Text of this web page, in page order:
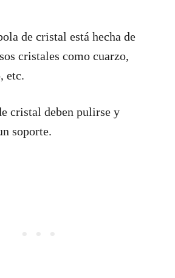
de cristal está hecha de
cristales como cuarzo,
etc.
cristal deben pulirse y
soporte.